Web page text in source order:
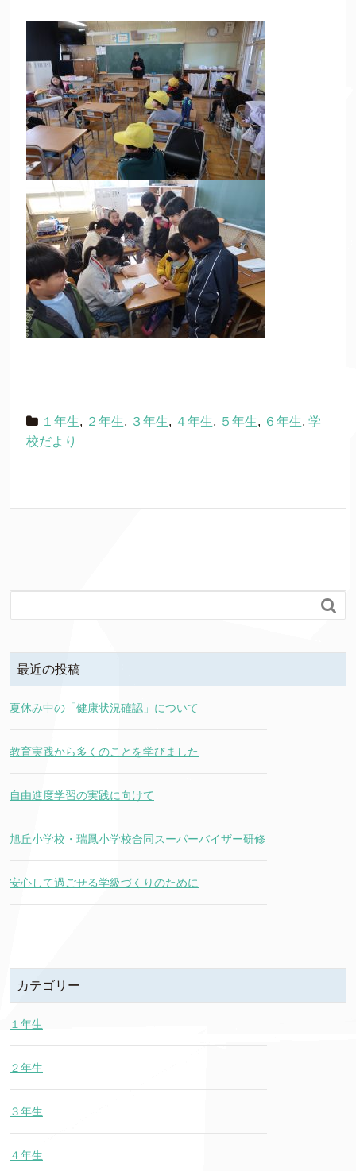
１年生, ２年生, ３年生, ４年生, ５年生, ６年生, 学
校だより

最近の投稿
夏休み中の「健康状況確認」について
教育実践から多くのことを学びました
自由進度学習の実践に向けて
旭丘小学校・瑞鳳小学校合同スーパーバイザー研修
安心して過ごせる学級づくりのために
カテゴリー
１年生
２年生
３年生
４年生